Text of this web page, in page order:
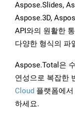
Aspose.Slides,
Aspose.3D,
API와의 원활한
다양한 형식의 파
Aspose.Total은
연성으로 복잡한
Cloud 플랫폼에
하세요.